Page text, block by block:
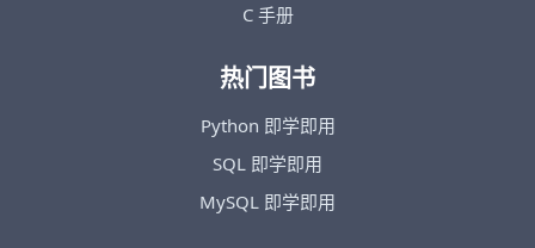
C 手册
热门图书
Python 即学即用
SQL 即学即用
MySQL 即学即用